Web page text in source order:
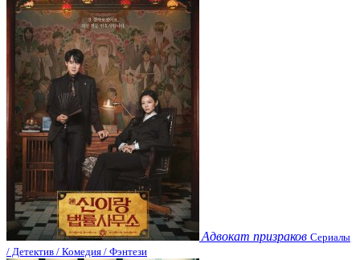
Адвокат призраков Сериалы
/ Детектив / Комедия / Фэнтези